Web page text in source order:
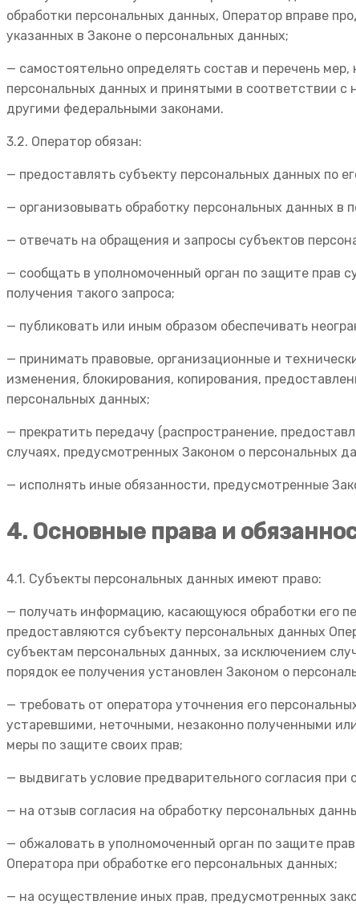
обработки персональных данных, Оператор вправе
указанных в Законе о персональных данных;
— самостоятельно определять состав и перечень
персональных данных и принятыми в соответствии
другими федеральными законами.
3.2. Оператор обязан:
— предоставлять субъекту персональных данных по
— организовывать обработку персональных данных
— отвечать на обращения и запросы субъектов
— сообщать в уполномоченный орган по защите прав
получения такого запроса;
— публиковать или иным образом обеспечивать
— принимать правовые, организационные и
изменения, блокирования, копирования,
персональных данных;
— прекратить передачу (распространение,
случаях, предусмотренных Законом о персональных
— исполнять иные обязанности, предусмотренные
4. Основные права и
4.1. Субъекты персональных данных имеют право:
— получать информацию, касающуюся обработки его
предоставляются субъекту персональных данных
субъектам персональных данных, за исключением
порядок ее получения установлен Законом о
— требовать от оператора уточнения его
устаревшими, неточными, незаконно полученными
меры по защите своих прав;
— выдвигать условие предварительного согласия
— на отзыв согласия на обработку персональных
— обжаловать в уполномоченный орган по защите
Оператора при обработке его персональных данных;
— на осуществление иных прав, предусмотренных